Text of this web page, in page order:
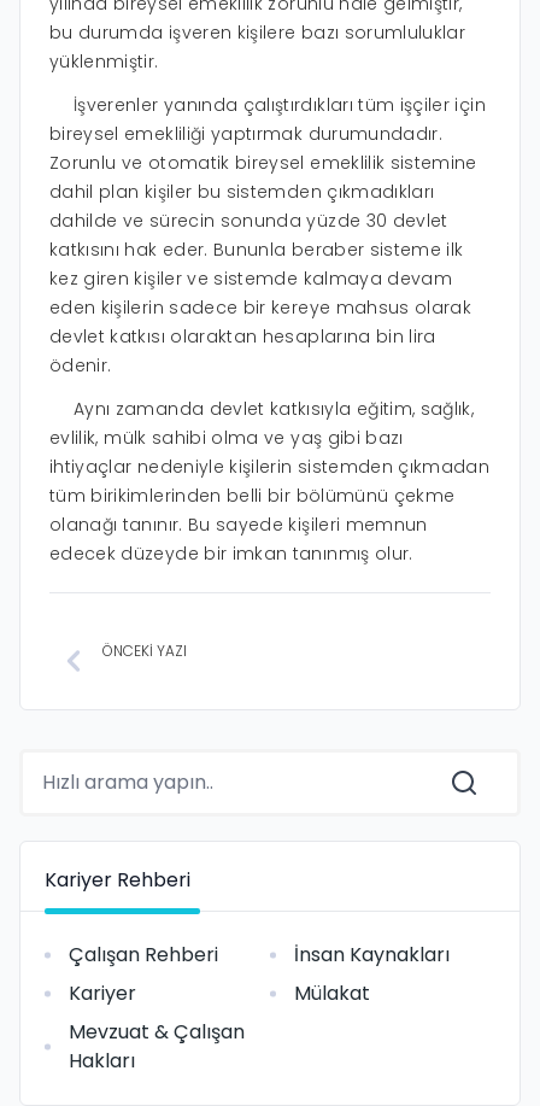
bu durumda işveren kişilere bazı sorumluluklar
yüklenmiştir.
İşverenler yanında çalıştırdıkları tüm işçiler için
bireysel emekliliği yaptırmak durumundadır.
Zorunlu ve otomatik bireysel emeklilik sistemine
dahil plan kişiler bu sistemden çıkmadıkları
dahilde ve sürecin sonunda yüzde 30 devlet
katkısını hak eder. Bununla beraber sisteme ilk
kez giren kişiler ve sistemde kalmaya devam
eden kişilerin sadece bir kereye mahsus olarak
devlet katkısı olaraktan hesaplarına bin lira
ödenir.
Aynı zamanda devlet katkısıyla eğitim, sağlık,
evlilik, mülk sahibi olma ve yaş gibi bazı
ihtiyaçlar nedeniyle kişilerin sistemden çıkmadan
tüm birikimlerinden belli bir bölümünü çekme
olanağı tanınır. Bu sayede kişileri memnun
edecek düzeyde bir imkan tanınmış olur.
ÖNCEKİ YAZI
Kariyer Rehberi
Çalışan Rehberi
İnsan Kaynakları
Kariyer
Mülakat
Mevzuat & Çalışan
Hakları